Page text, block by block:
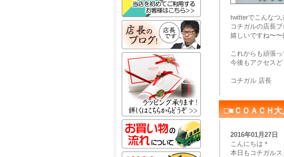
twitterでこんなつ
コチガルの店長
嬉しいですね〜〜
これからも頑張
今後もアクセス
コチガル 店長
□■ＣＯＡＣＨ
2016年01月27日
こんにちは＊
本日もコチガル